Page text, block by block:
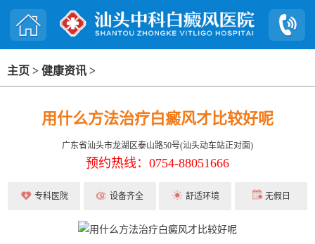
主页 > 健康资讯 >
用什么方法治疗白癜风才比较好呢
广东省汕头市龙湖区泰山路50号(汕头动车站正对面)
预约热线：0754-88051666
专科医院 设备齐全 舒适环境 无假日